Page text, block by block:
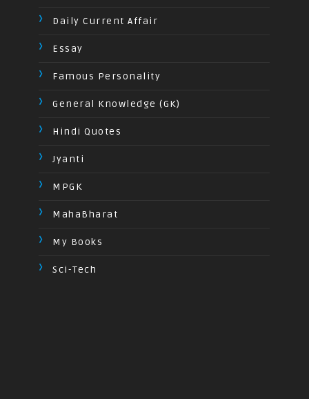
Daily Current Affair
Essay
Famous Personality
General Knowledge (GK)
Hindi Quotes
Jyanti
MPGK
MahaBharat
My Books
Sci-Tech